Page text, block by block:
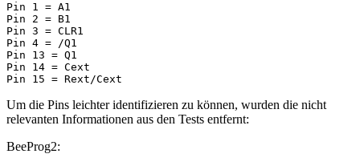
Pin 1 = A1
Pin 2 = B1
Pin 3 = CLR1
Pin 4 = /Q1
Pin 13 = Q1
Pin 14 = Cext
Pin 15 = Rext/Cext
Um die Pins leichter identifizieren zu können, wurden die nicht
relevanten Informationen aus den Tests entfernt:
BeeProg2: